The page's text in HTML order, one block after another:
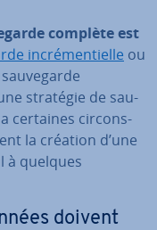
complète est
in­cré­men­tielle ou
stratégie de sau­
a certaines cir­cons­
la création d’une
à quelques
doivent